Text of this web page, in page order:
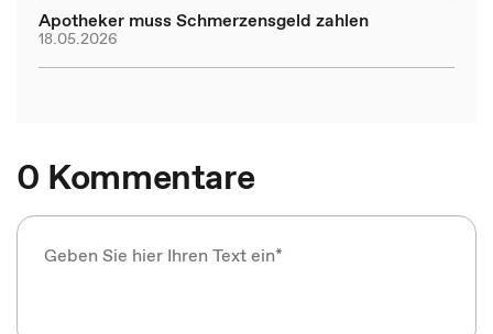
Apotheker muss Schmerzensgeld zahlen
18.05.2026
0 Kommentare